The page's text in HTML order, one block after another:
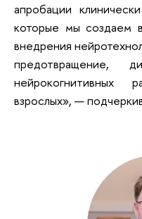
апробации
которые мы создаем
внедрения
предотвращение,
взрослых», —